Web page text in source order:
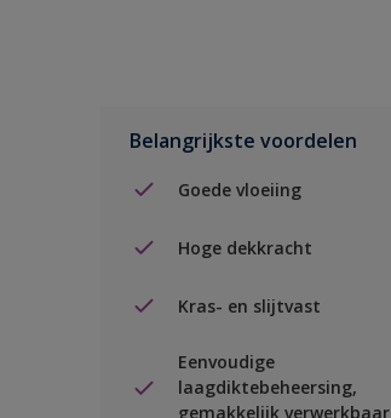
Belangrijkste voordelen
Goede vloeiing
Hoge dekkracht
Kras- en slijtvast
Eenvoudige
laagdiktebeheersing,
gemakkelijk verwerkbaar